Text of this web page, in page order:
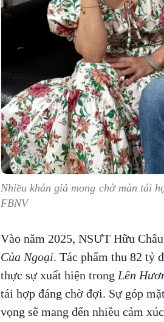
Nhiều khán giả mong chờ màn tái
FBNV
Vào năm 2025, NSƯT Hữu
Của Ngoại. Tác phẩm thu 82 tỷ
thực sự xuất hiện trong Lên
tái hợp đáng chờ đợi. Sự góp
vọng sẽ mang đến nhiều cảm